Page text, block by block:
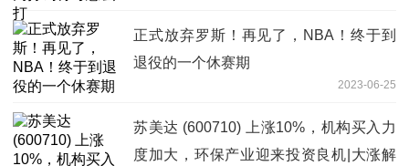
正式放弃罗斯！再见了，NBA！终于到
退役的一个休赛期
2023-06-25
苏美达 (600710) 上涨10%，机构买入力
度加大，环保产业迎来投资良机|大涨解